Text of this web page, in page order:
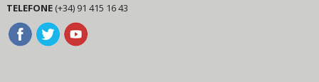
TELEFONE (+34) 91 415 16 43